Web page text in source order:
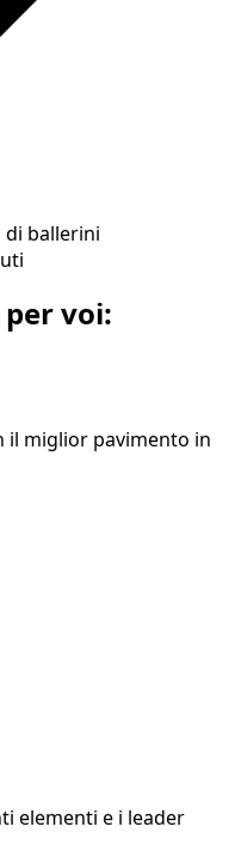
ballerini
voi:
il miglior pavimento in
elementi e i leader